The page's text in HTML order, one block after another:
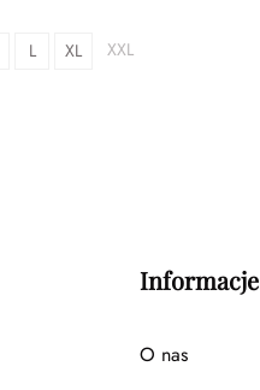
L XL XXL
Informacje
O nas